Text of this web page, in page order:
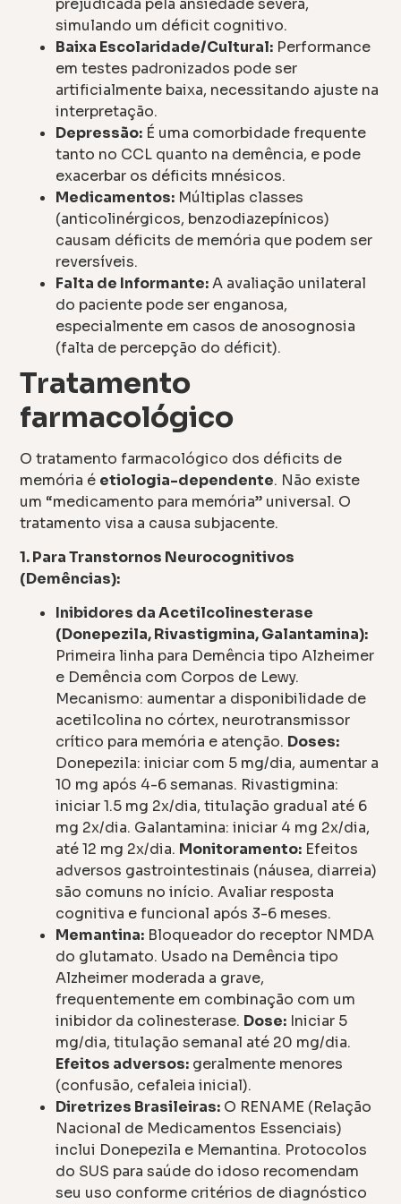
simulando um déficit cognitivo.
Baixa Escolaridade/Cultural: Performance
em testes padronizados pode ser
artificialmente baixa, necessitando ajuste na
interpretação.
Depressão: É uma comorbidade frequente
tanto no CCL quanto na demência, e pode
exacerbar os déficits mnésicos.
Medicamentos: Múltiplas classes
(anticolinérgicos, benzodiazepínicos)
causam déficits de memória que podem ser
reversíveis.
Falta de Informante:A avaliação unilateral
do paciente pode ser enganosa,
especialmente em casos de anosognosia
(falta de percepção do déficit).
Tratamento
farmacológico
O tratamento farmacológico dos déficits de
memória é etiologia-dependente. Não existe
um “medicamento para memória” universal. O
tratamento visa a causa subjacente.
1. Para Transtornos Neurocognitivos
(Demências):
Inibidores da Acetilcolinesterase
(Donepezila, Rivastigmina, Galantamina):
Primeira linha para Demência tipo Alzheimer
e Demência com Corpos de Lewy.
Mecanismo: aumentar a disponibilidade de
acetilcolina no córtex, neurotransmissor
crítico para memória e atenção. Doses:
Donepezila: iniciar com 5 mg/dia, aumentar a
10 mg após 4-6 semanas. Rivastigmina:
iniciar 1.5 mg 2x/dia, titulação gradual até 6
mg 2x/dia. Galantamina: iniciar 4 mg 2x/dia,
até 12 mg 2x/dia. Monitoramento: Efeitos
adversos gastrointestinais (náusea, diarreia)
são comuns no início. Avaliar resposta
cognitiva e funcional após 3-6 meses.
Memantina: Bloqueador do receptor NMDA
do glutamato. Usado na Demência tipo
Alzheimer moderada a grave,
frequentemente em combinação com um
inibidor da colinesterase. Dose: Iniciar 5
mg/dia, titulação semanal até 20 mg/dia.
Efeitos adversos: geralmente menores
(confusão, cefaleia inicial).
Diretrizes Brasileiras: O RENAME (Relação
Nacional de Medicamentos Essenciais)
inclui Donepezila e Memantina. Protocolos
do SUS para saúde do idoso recomendam
seu uso conforme critérios de diagnóstico